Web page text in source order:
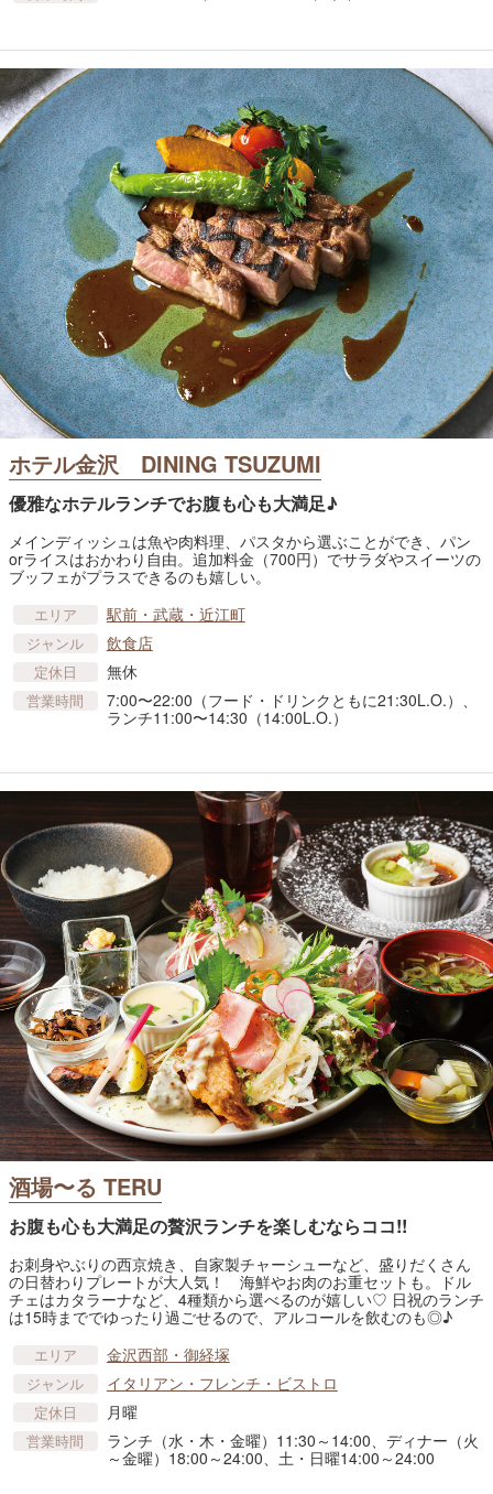
ホテル金沢 DINING TSUZUMI
優雅なホテルランチでお腹も心も大満足♪
メインディッシュは魚や肉料理、パスタから選ぶことができ、パン
orライスはおかわり自由。追加料金（700円）でサラダやスイーツの
ブッフェがプラスできるのも嬉しい。
エリア 駅前・武蔵・近江町
ジャンル 飲食店
定休日 無休
営業時間
7:00〜22:00（フード・ドリンクともに21:30L.O.）、
ランチ11:00〜14:30（14:00L.O.）
酒場〜る TERU
お腹も心も大満足の贅沢ランチを楽しむならココ!!
お刺身やぶりの西京焼き、自家製チャーシューなど、盛りだくさん
の日替わりプレートが大人気！ 海鮮やお肉のお重セットも。ドル
チェはカタラーナなど、4種類から選べるのが嬉しい♡ 日祝のランチ
は15時まででゆったり過ごせるので、アルコールを飲むのも◎♪
エリア 金沢西部・御経塚
ジャンル イタリアン・フレンチ・ビストロ
定休日 月曜
営業時間
ランチ（水・木・金曜）11:30～14:00、ディナー（火
～金曜）18:00～24:00、土・日曜14:00～24:00